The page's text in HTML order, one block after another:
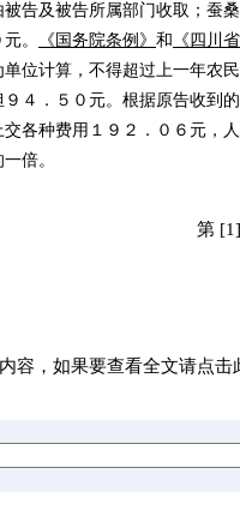
告及被告所属部门收取；蚕
。
《国务院条例》 和 《四川
位计算，不得超过上一年农
９４．５０元。根据原告收到
各种费用１９２．０６元，
倍。
第 [1]
容，如果要查看全文请点击